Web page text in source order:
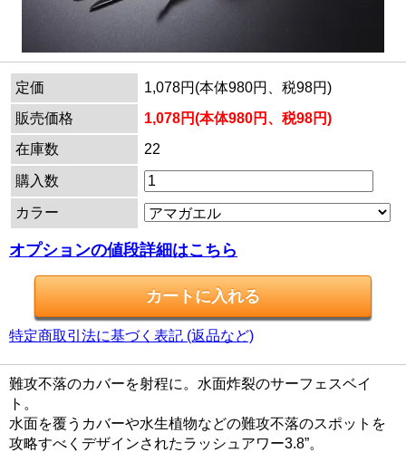
定価
1,078円(本体980円、税98円)
販売価格
1,078円(本体980円、税98円)
在庫数
22
購入数
カラー
オプションの値段詳細はこちら
特定商取引法に基づく表記 (返品など)
難攻不落のカバーを射程に。水面炸裂のサーフェスベイ
ト。
水面を覆うカバーや水生植物などの難攻不落のスポットを
攻略すべくデザインされたラッシュアワー3.8”。